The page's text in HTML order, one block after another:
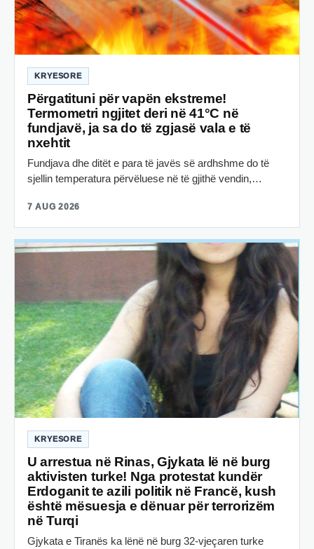
KRYESORE
Përgatituni për vapën ekstreme!
Termometri ngjitet deri në 41°C në
fundjavë, ja sa do të zgjasë vala e të
nxehtit
Fundjava dhe ditët e para të javës së ardhshme do të
sjellin temperatura përvëluese në të gjithë vendin,…
7 AUG 2026
KRYESORE
U arrestua në Rinas, Gjykata lë në burg
aktivisten turke! Nga protestat kundër
Erdoganit te azili politik në Francë, kush
është mësuesja e dënuar për terrorizëm
në Turqi
Gjykata e Tiranës ka lënë në burg 32-vjeçaren turke